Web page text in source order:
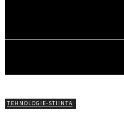
TEHNOLOGIE-STIINTA